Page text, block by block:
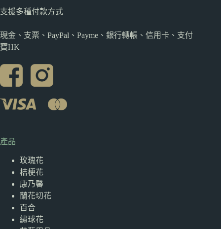
支援多種付款方式
現金、支票、PayPal、Payme、銀行轉帳、信用卡、支付
寶HK
產品
玫瑰花
桔梗花
康乃馨
蘭花切花
百合
繡球花